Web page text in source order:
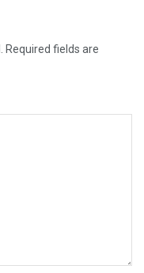
Required fields are